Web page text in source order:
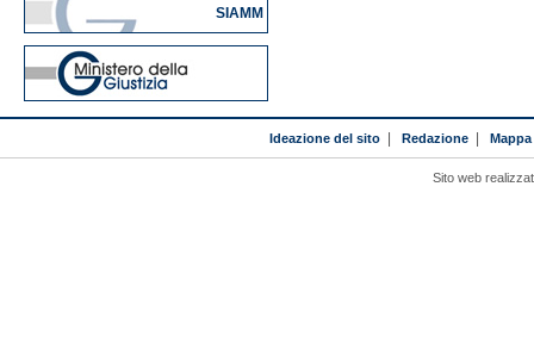
SIAMM
Ideazione del sito| Redazione|
Sito web